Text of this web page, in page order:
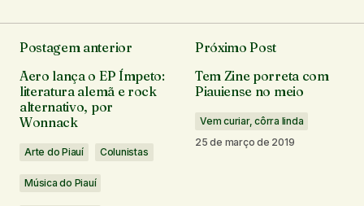
O seu endereço de e-mail não será publicado.
Campos obrigatórios são marcados com*
Comentário
Postagem anterior
Aero lança o EP Ímpeto:
literatura alemã e rock
alternativo, por
Wonnack
Arte do Piauí Colunistas
Música do Piauí
Próximo Post
Tem Zine porreta com
Piauiense no meio
Vem curiar, côrra linda
25 de março de 2019